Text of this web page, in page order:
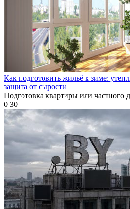
Как подготовить жильё к зиме:
защита от сырости
Подготовка квартиры или частного
0 30